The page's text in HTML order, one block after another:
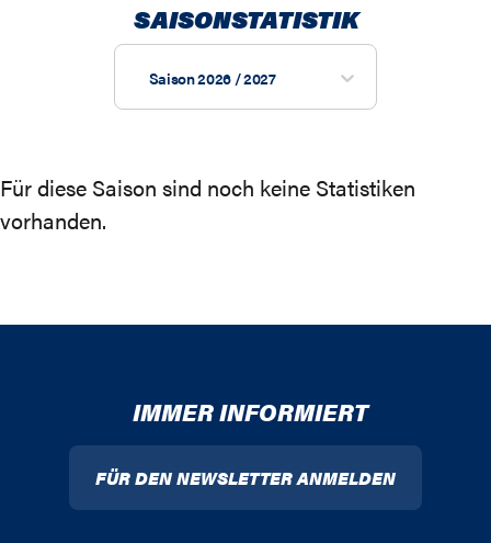
SAISONSTATISTIK
Saison 2026 / 2027
Für diese Saison sind noch keine Statistiken
vorhanden.
IMMER INFORMIERT
FÜR DEN NEWSLETTER ANMELDEN